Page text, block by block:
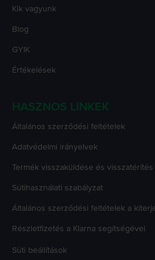
Kik vagyunk
Blog
GYIK
Értékelések
HASZNOS LINKEK
Általános szerződési feltételek
Adatvédelmi irányelvek
Termék visszaküldése és visszatérítés
Sütihasználati szabályzat
Általános szerződési feltételek a
Részletfizetés a Klarna segítségével
Süti beállítások